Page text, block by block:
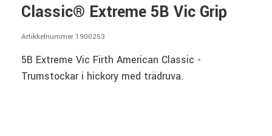
Classic® Extreme 5B Vic Grip
Artikkelnummer 1900253
5B Extreme Vic Firth American Classic -
Trumstockar i hickory med trädruva.